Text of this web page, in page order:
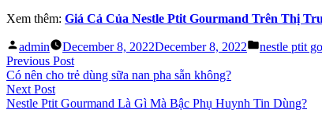
Xem thêm: Giá Cả Của Nestle Ptit Gourmand Trên Thị
Posted
by
admin December 8, 2022December 8, 2022
Posted
nestle ptit
Post
navigation
Previous PostPrevious
post:
Có nên cho trẻ dùng sữa nan pha sẵn không?
Next PostNext
post:
Nestle Ptit Gourmand Là Gì Mà Bậc Phụ Huynh Tin Dùng?